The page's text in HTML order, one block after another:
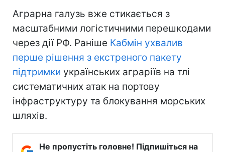
Аграрна галузь вже стикається з
масштабними логістичними перешкодами
через дії РФ. Раніше Кабмін ухвалив
перше рішення з екстреного пакету
підтримки українських аграріїв на тлі
систематичних атак на портову
інфраструктуру та блокування морських
шляхів.
Не пропустіть головне! Підпишіться на